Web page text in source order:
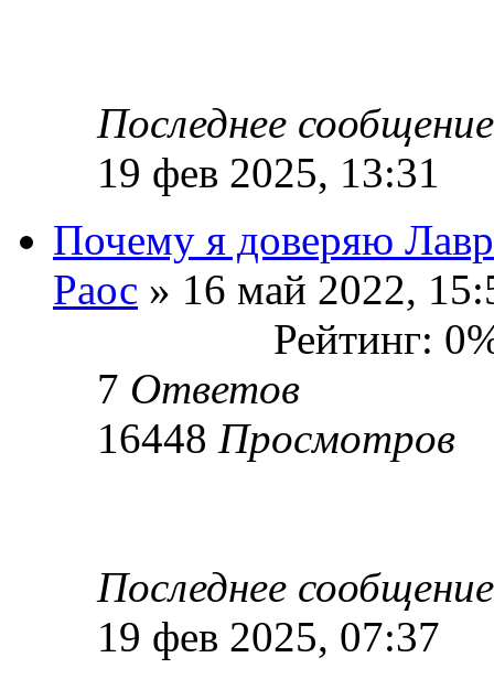
Последнее
19 фев 2025, 13:31
Почему я доверяю
Раос » 16 май 2022,
Рейтинг:
7 Ответов
16448 Просмотров
Последнее
19 фев 2025, 07:37